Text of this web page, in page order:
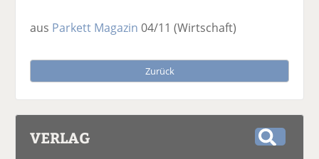
aus Parkett Magazin 04/11(Wirtschaft)
Zurück
VERLAG